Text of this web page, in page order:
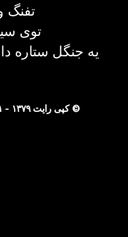
تفنگ
توی
يه جنگل ستاره
© کپی رایت ۱۳۷۹ - ۱۴۰۱ - لاچینی میدیا - کلیه حقوق محفوظ است